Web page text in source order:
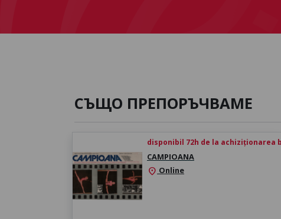
СЪЩО ПРЕПОРЪЧВАМЕ
disponibil 72h de la achiziționarea
CAMPIOANA
location_on Online